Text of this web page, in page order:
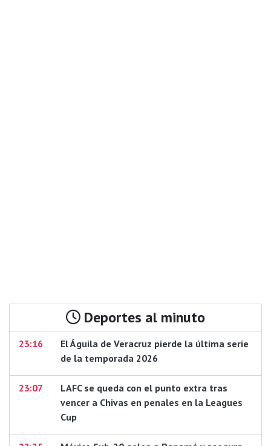
Deportes al minuto
23:16
El Águila de Veracruz pierde la última serie
de la temporada 2026
23:07
LAFC se queda con el punto extra tras
vencer a Chivas en penales en la Leagues
Cup